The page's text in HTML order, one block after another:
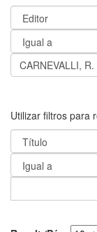
Utilizar filtros para